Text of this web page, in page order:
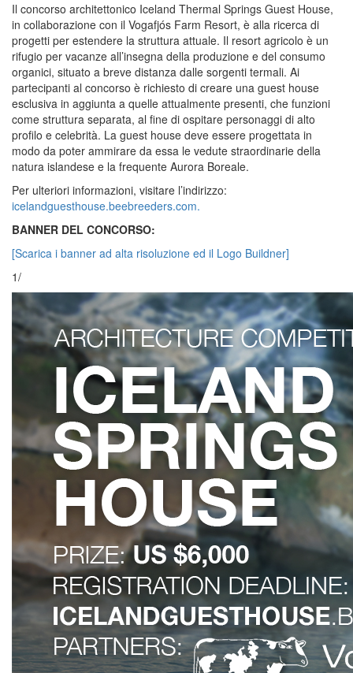
Il concorso architettonico Iceland Thermal Springs Guest House,
in collaborazione con il Vogafjós Farm Resort, è alla ricerca di
progetti per estendere la struttura attuale. Il resort agricolo è un
rifugio per vacanze all’insegna della produzione e del consumo
organici, situato a breve distanza dalle sorgenti termali. Ai
partecipanti al concorso è richiesto di creare una guest house
esclusiva in aggiunta a quelle attualmente presenti, che funzioni
come struttura separata, al fine di ospitare personaggi di alto
profilo e celebrità. La guest house deve essere progettata in
modo da poter ammirare da essa le vedute straordinarie della
natura islandese e la frequente Aurora Boreale.
Per ulteriori informazioni, visitare l’indirizzo:
icelandguesthouse.beebreeders.com.
BANNER DEL CONCORSO:
[Scarica i banner ad alta risoluzione ed il Logo Buildner]
1/